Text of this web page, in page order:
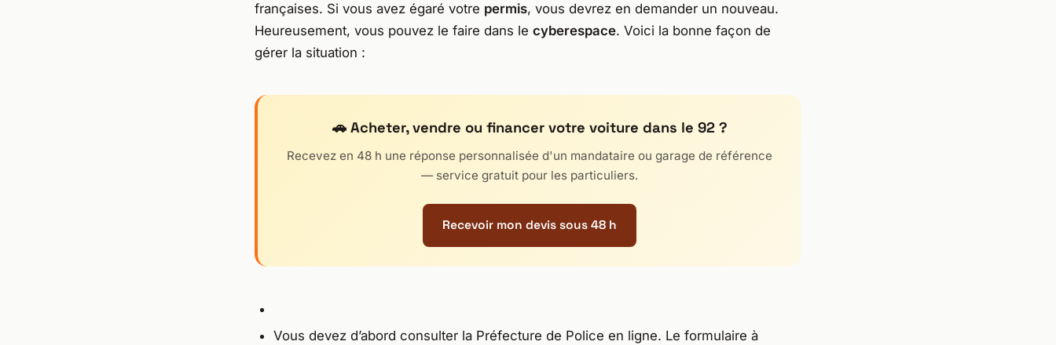
françaises. Si vous avez égaré votre permis, vous devrez en demander un nouveau.
Heureusement, vous pouvez le faire dans le cyberespace. Voici la bonne façon de
gérer la situation :
🚗 Acheter, vendre ou financer votre voiture dans le 92 ?
Recevez en 48 h une réponse personnalisée d'un mandataire ou garage de référence
— service gratuit pour les particuliers.
Recevoir mon devis sous 48 h
Vous devez d’abord consulter la Préfecture de Police en ligne. Le formulaire à